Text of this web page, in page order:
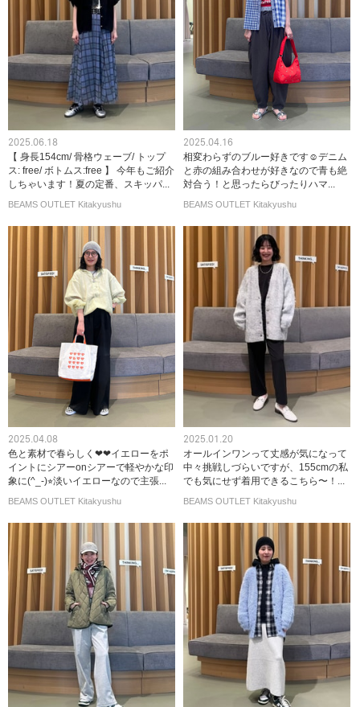
2025.06.18
【 身長154cm/ 骨格ウェーブ/ トップ
ス: free/ ボトムス:free 】 今年もご紹介
しちゃいます！夏の定番、スキッパ...
BEAMS OUTLET Kitakyushu
2025.04.16
相変わらずのブルー好きです☺︎デニム
と赤の組み合わせが好きなので青も絶
対合う！と思ったらびったりハマ...
BEAMS OUTLET Kitakyushu
2025.04.08
色と素材で春らしく❤︎❤︎イエローをポ
イントにシアーonシアーで軽やかな印
象に(^_-)⭐︎淡いイエローなので主張...
BEAMS OUTLET Kitakyushu
2025.01.20
オールインワンって丈感が気になって
中々挑戦しづらいですが、155cmの私
でも気にせず着用できるこちら〜！...
BEAMS OUTLET Kitakyushu